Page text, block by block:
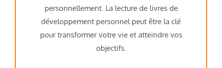
personnellement. La lecture de livres de
développement personnel peut être la clé
pour transformer votre vie et atteindre vos
objectifs.